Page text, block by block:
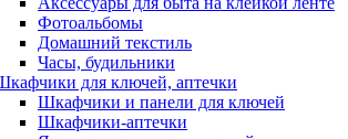
Фотоальбомы
Домашний текстиль
Часы, будильники
для ключей, аптечки
Шкафчики и панели для ключей
Шкафчики-аптечки